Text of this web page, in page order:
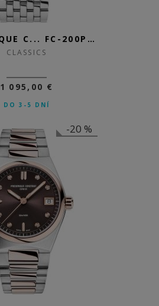
FREDERIQUE C... FC-200PI2C6B
CLASSICS
1 095,00 €
DO 3-5 DNÍ
-20 %